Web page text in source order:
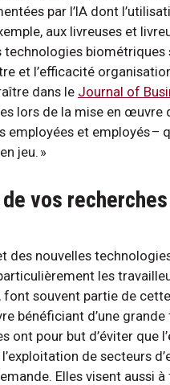
par l’IA dont
aux livreuses et
technologies
et l’efficacité
dans le Journal of
lors de la mise en
employées et employés –
jeu. »
vos
des nouvelles
les
font souvent partie de
bénéficiant d’une
ont pour but d’éviter que
de secteurs
Elles visent aussi